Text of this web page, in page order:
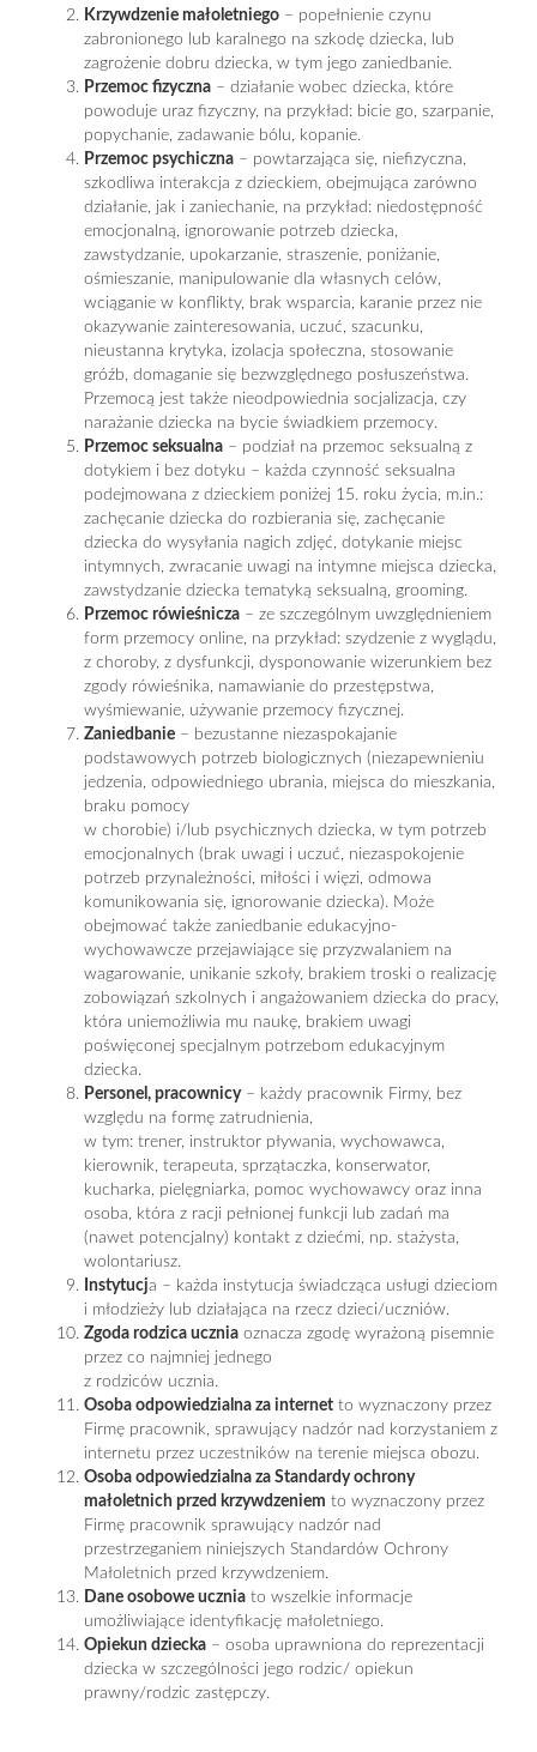
Krzywdzenie małoletniego – popełnienie czynu
zabronionego lub karalnego na szkodę dziecka, lub
zagrożenie dobru dziecka, w tym jego zaniedbanie.
Przemoc fizyczna – działanie wobec dziecka, które
powoduje uraz fizyczny, na przykład: bicie go, szarpanie,
popychanie, zadawanie bólu, kopanie.
Przemoc psychiczna – powtarzająca się, niefizyczna,
szkodliwa interakcja z dzieckiem, obejmująca zarówno
działanie, jak i zaniechanie, na przykład: niedostępność
emocjonalną, ignorowanie potrzeb dziecka,
zawstydzanie, upokarzanie, straszenie, poniżanie,
ośmieszanie, manipulowanie dla własnych celów,
wciąganie w konflikty, brak wsparcia, karanie przez nie
okazywanie zainteresowania, uczuć, szacunku,
nieustanna krytyka, izolacja społeczna, stosowanie
gróźb, domaganie się bezwzględnego posłuszeństwa.
Przemocą jest także nieodpowiednia socjalizacja, czy
narażanie dziecka na bycie świadkiem przemocy.
Przemoc seksualna – podział na przemoc seksualną z
dotykiem i bez dotyku – każda czynność seksualna
podejmowana z dzieckiem poniżej 15. roku życia, m.in.:
zachęcanie dziecka do rozbierania się, zachęcanie
dziecka do wysyłania nagich zdjęć, dotykanie miejsc
intymnych, zwracanie uwagi na intymne miejsca dziecka,
zawstydzanie dziecka tematyką seksualną, grooming.
Przemoc rówieśnicza – ze szczególnym uwzględnieniem
form przemocy online, na przykład: szydzenie z wyglądu,
z choroby, z dysfunkcji, dysponowanie wizerunkiem bez
zgody rówieśnika, namawianie do przestępstwa,
wyśmiewanie, używanie przemocy fizycznej.
Zaniedbanie – bezustanne niezaspokajanie
podstawowych potrzeb biologicznych (niezapewnieniu
jedzenia, odpowiedniego ubrania, miejsca do mieszkania,
braku pomocy
w chorobie) i/lub psychicznych dziecka, w tym potrzeb
emocjonalnych (brak uwagi i uczuć, niezaspokojenie
potrzeb przynależności, miłości i więzi, odmowa
komunikowania się, ignorowanie dziecka). Może
obejmować także zaniedbanie edukacyjno-
wychowawcze przejawiające się przyzwalaniem na
wagarowanie, unikanie szkoły, brakiem troski o realizację
zobowiązań szkolnych i angażowaniem dziecka do pracy,
która uniemożliwia mu naukę, brakiem uwagi
poświęconej specjalnym potrzebom edukacyjnym
dziecka.
Personel, pracownicy– każdy pracownik Firmy, bez
względu na formę zatrudnienia,
w tym: trener, instruktor pływania, wychowawca,
kierownik, terapeuta, sprzątaczka, konserwator,
kucharka, pielęgniarka, pomoc wychowawcy oraz inna
osoba, która z racji pełnionej funkcji lub zadań ma
(nawet potencjalny) kontakt z dziećmi, np. stażysta,
wolontariusz.
Instytucja – każda instytucja świadcząca usługi dzieciom
i młodzieży lub działająca na rzecz dzieci/uczniów.
Zgoda rodzica ucznia oznacza zgodę wyrażoną pisemnie
przez co najmniej jednego
z rodziców ucznia.
Osoba odpowiedzialna za internet to wyznaczony przez
Firmę pracownik, sprawujący nadzór nad korzystaniem z
internetu przez uczestników na terenie miejsca obozu.
Osoba odpowiedzialna za Standardy ochrony
małoletnich przed krzywdzeniem to wyznaczony przez
Firmę pracownik sprawujący nadzór nad
przestrzeganiem niniejszych Standardów Ochrony
Małoletnich przed krzywdzeniem.
Dane osobowe ucznia to wszelkie informacje
umożliwiające identyfikację małoletniego.
Opiekun dziecka – osoba uprawniona do reprezentacji
dziecka w szczególności jego rodzic/ opiekun
prawny/rodzic zastępczy.